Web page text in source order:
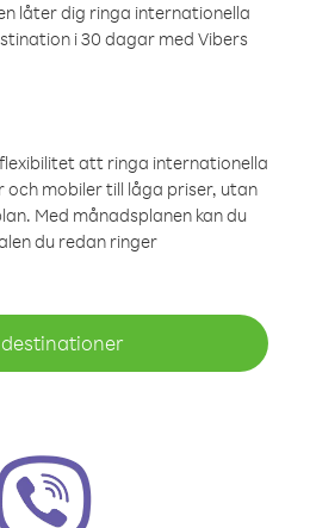
låter dig ringa internationella
i 30 dagar med Vibers
att ringa internationella
mobiler till låga priser, utan
Med månadsplanen kan du
du redan ringer